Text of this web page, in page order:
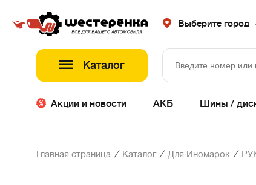
Выберите город
Каталог
Акции и новости АКБ Шины /
Главная страница / Каталог / Для Иномарок /